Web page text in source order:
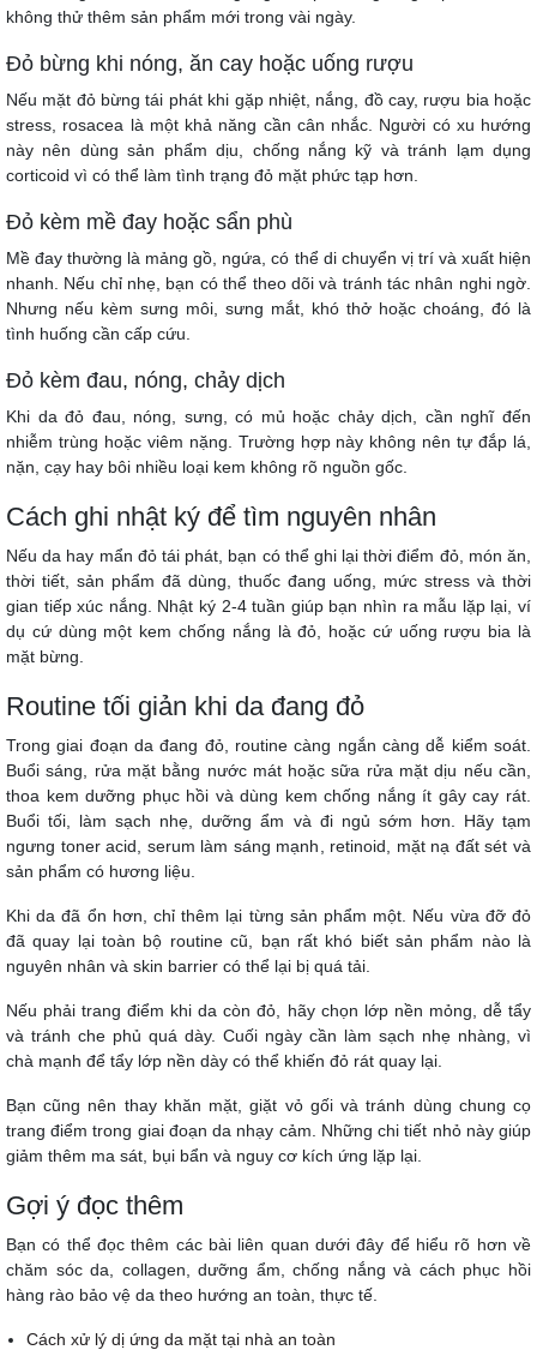
không thử thêm sản phẩm mới trong vài ngày.
Đỏ bừng khi nóng, ăn cay hoặc uống rượu
Nếu mặt đỏ bừng tái phát khi gặp nhiệt, nắng, đồ cay, rượu bia hoặc
stress, rosacea là một khả năng cần cân nhắc. Người có xu hướng
này nên dùng sản phẩm dịu, chống nắng kỹ và tránh lạm dụng
corticoid vì có thể làm tình trạng đỏ mặt phức tạp hơn.
Đỏ kèm mề đay hoặc sẩn phù
Mề đay thường là mảng gồ, ngứa, có thể di chuyển vị trí và xuất hiện
nhanh. Nếu chỉ nhẹ, bạn có thể theo dõi và tránh tác nhân nghi ngờ.
Nhưng nếu kèm sưng môi, sưng mắt, khó thở hoặc choáng, đó là
tình huống cần cấp cứu.
Đỏ kèm đau, nóng, chảy dịch
Khi da đỏ đau, nóng, sưng, có mủ hoặc chảy dịch, cần nghĩ đến
nhiễm trùng hoặc viêm nặng. Trường hợp này không nên tự đắp lá,
nặn, cạy hay bôi nhiều loại kem không rõ nguồn gốc.
Cách ghi nhật ký để tìm nguyên nhân
Nếu da hay mẩn đỏ tái phát, bạn có thể ghi lại thời điểm đỏ, món ăn,
thời tiết, sản phẩm đã dùng, thuốc đang uống, mức stress và thời
gian tiếp xúc nắng. Nhật ký 2-4 tuần giúp bạn nhìn ra mẫu lặp lại, ví
dụ cứ dùng một kem chống nắng là đỏ, hoặc cứ uống rượu bia là
mặt bừng.
Routine tối giản khi da đang đỏ
Trong giai đoạn da đang đỏ, routine càng ngắn càng dễ kiểm soát.
Buổi sáng, rửa mặt bằng nước mát hoặc sữa rửa mặt dịu nếu cần,
thoa kem dưỡng phục hồi và dùng kem chống nắng ít gây cay rát.
Buổi tối, làm sạch nhẹ, dưỡng ẩm và đi ngủ sớm hơn. Hãy tạm
ngưng toner acid, serum làm sáng mạnh, retinoid, mặt nạ đất sét và
sản phẩm có hương liệu.
Khi da đã ổn hơn, chỉ thêm lại từng sản phẩm một. Nếu vừa đỡ đỏ
đã quay lại toàn bộ routine cũ, bạn rất khó biết sản phẩm nào là
nguyên nhân và skin barrier có thể lại bị quá tải.
Nếu phải trang điểm khi da còn đỏ, hãy chọn lớp nền mỏng, dễ tẩy
và tránh che phủ quá dày. Cuối ngày cần làm sạch nhẹ nhàng, vì
chà mạnh để tẩy lớp nền dày có thể khiến đỏ rát quay lại.
Bạn cũng nên thay khăn mặt, giặt vỏ gối và tránh dùng chung cọ
trang điểm trong giai đoạn da nhạy cảm. Những chi tiết nhỏ này giúp
giảm thêm ma sát, bụi bẩn và nguy cơ kích ứng lặp lại.
Gợi ý đọc thêm
Bạn có thể đọc thêm các bài liên quan dưới đây để hiểu rõ hơn về
chăm sóc da, collagen, dưỡng ẩm, chống nắng và cách phục hồi
hàng rào bảo vệ da theo hướng an toàn, thực tế.
Cách xử lý dị ứng da mặt tại nhà an toàn